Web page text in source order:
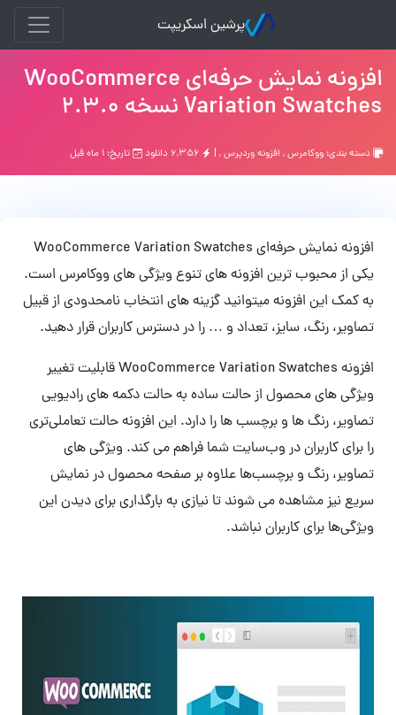
پرشین اسکریپت
افزونه نمایش حرفه‌ای WooCommerce
Variation Swatches نسخه 2.3.0
دسته بندی: ووکامرس, افزونه وردپرس, | تاریخ: ۱ ماه قبل
افزونه نمایش حرفه‌ای WooCommerce Variation Swatches
یکی از محبوب ترین افزونه های تنوع ویژگی های ووکامرس است.
به کمک این افزونه میتوانید گزینه های انتخاب نامحدودی از قبیل
تصاویر، رنگ، سایز، تعداد و … را در دسترس کاربران قرار دهید.
افزونه WooCommerce Variation Swatches قابلیت تغییر
ویژگی های محصول از حالت ساده به حالت دکمه های رادیویی
تصاویر، رنگ ها و برچسب ها را دارد. این افزونه حالت تعاملی‌تری
را برای کاربران در وب‌سایت شما فراهم می کند. ویژگی های
تصاویر، رنگ و برچسب‌ها علاوه بر صفحه محصول در نمایش
سریع نیز مشاهده می شوند تا نیازی به بارگذاری برای دیدن این
ویژگی‌ها برای کاربران نباشد.